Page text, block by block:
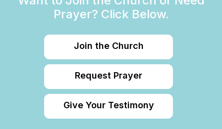
Prayer? Click Below.
Join the Church
Request Prayer
Give Your Testimony